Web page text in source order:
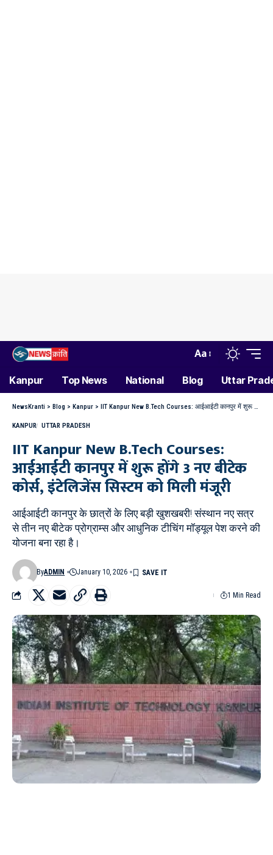
Aa
Kanpur Top News National Blog Uttar
NewsKranti > Blog > Kanpur > IIT Kanpur New B.Tech Courses: आईआईटी कानपुर में शुरू होंगे 3 नए बीटेक कोर्स, इंटेलिजेंस सिस्टम को मिली मंजूरी
KANPUR UTTAR PRADESH
IIT Kanpur New B.Tech Courses:
आईआईटी कानपुर में शुरू होंगे 3 नए बीटेक
कोर्स, इंटेलिजेंस सिस्टम को मिली मंजूरी
आईआईटी कानपुर के छात्रों के लिए बड़ी खुशखबरी! संस्थान नए सत्र
से तीन नए बीटेक प्रोग्राम्स और आधुनिक टीचिंग मॉड्यूल पेश करने की
योजना बना रहा है।
ByADMIN January 10, 2026
1 Min Read